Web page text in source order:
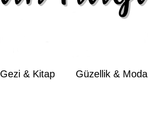
Gezi & Kitap Güzellik & Moda